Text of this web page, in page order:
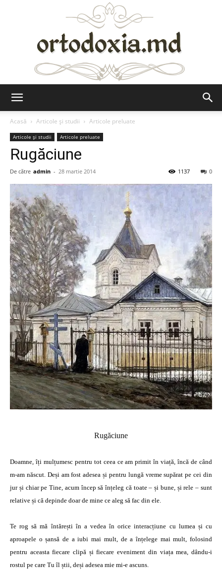
Acasă
Articole şi studii Articole preluate
Articole şi studii Articole preluate
Rugăciune
De către admin - 28 martie 2014 0
1137
Rugăciune
Doamne, îți mulțumesc pentru tot ceea ce am primit în viață, încă de când
m-am născut. Deși am fost adesea și pentru lungă vreme supărat pe cei din
jur și chiar pe Tine, acum încep să înțeleg că toate – și bune, și rele – sunt
relative și că depinde doar de mine ce aleg să fac din ele.
Te rog să mă întărești în a vedea în orice interacțiune cu lumea și cu
aproapele o șansă de a iubi mai mult, de a înțelege mai mult, folosind
pentru aceasta fiecare clipă și fiecare eveniment din viața mea, dându-i
rostul pe care Tu îl știi, deși adesea mie mi-e ascuns.